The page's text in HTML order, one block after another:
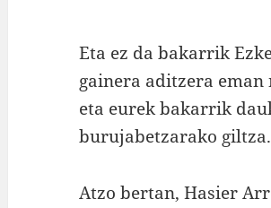
Eta ez da bakarrik
gainera aditzera eman
eta eurek bakarrik
burujabetzarako
Atzo bertan, Hasier